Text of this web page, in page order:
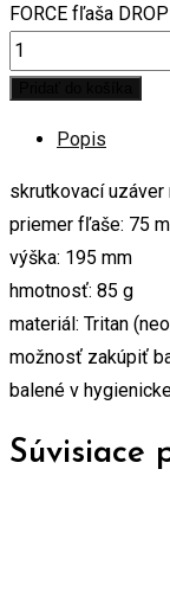
FORCE fľaša
Popis
skrutkovací uzáver
priemer fľaše: 75
výška: 195 mm
hmotnosť: 85 g
materiál: Tritan
možnosť zakúpiť
balené v
Súvisiace